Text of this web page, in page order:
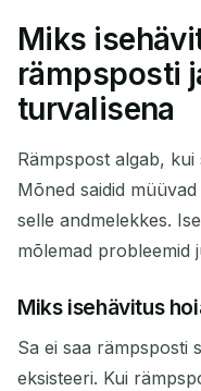
Miks
rämpsposti
turvalisena
Rämpspost algab, kui
Mõned saidid
selle andmelekkes.
mõlemad probleemid
Miks isehävitus
Sa ei saa rämpsposti
eksisteeri. Kui